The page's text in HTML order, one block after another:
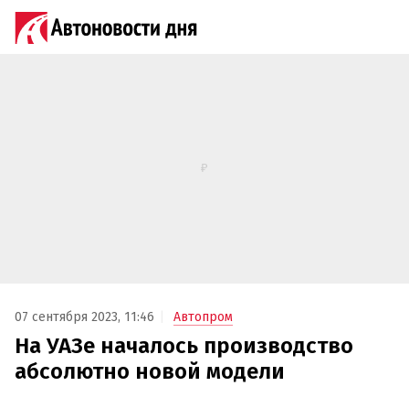
07 сентября 2023, 11:46 Автопром
На УАЗе началось производство
абсолютно новой модели